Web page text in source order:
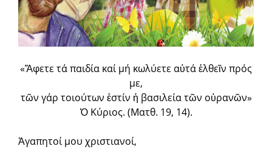
«Ἄφετε τά παιδία καί μή κωλύετε αὐτά ἐλθεῖν πρός
με,
τῶν γάρ τοιούτων ἐστίν ἡ βασιλεία τῶν οὐρανῶν»
Ὁ Κύριος. (Ματθ. 19, 14).
Ἀγαπητοί μου χριστιανοί,